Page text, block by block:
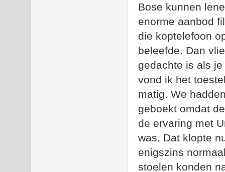
Bose kunnen
enorme aanbod
die koptelefoon
beleefde. Dan
gedachte is als
vond ik het
matig. We
geboekt omdat
de ervaring met
was. Dat klopte
enigszins
stoelen konden